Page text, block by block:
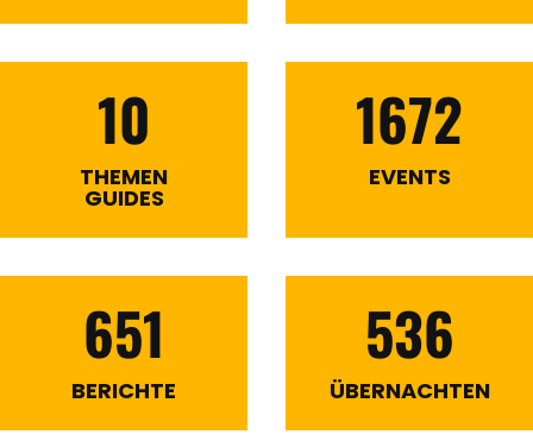
10
THEMEN
GUIDES
1672
EVENTS
651
BERICHTE
536
ÜBERNACHTEN